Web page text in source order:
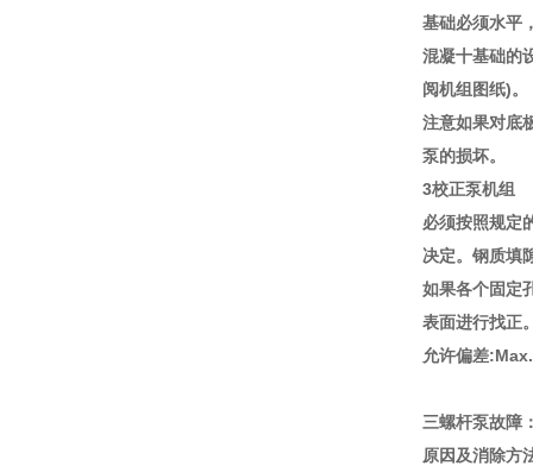
基础必须水平
混凝十基础的
阅机组图纸)。
注意如果对底
泵的损坏。
3校正泵机组
必须按照规定
决定。钢质填
如果各个固定
表面进行找正
允许偏差
三螺杆泵故障
原因及消除方